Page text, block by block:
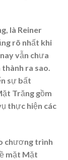
là Reiner
rõ nhất khi
vẫn chưa
ra sao.
sự bất
Trăng gồm
thực hiện các
chương trình
mặt Mặt